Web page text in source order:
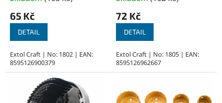
stopka průměr 6 mm
65 Kč
DETAIL
Extol Craft | No: 1802 | EAN:
8595126900379
hloubka vrtání 40 mm,
uchycení průměr 6 mm
72 Kč
DETAIL
Extol Craft | No: 1805 | EAN:
8595126962667